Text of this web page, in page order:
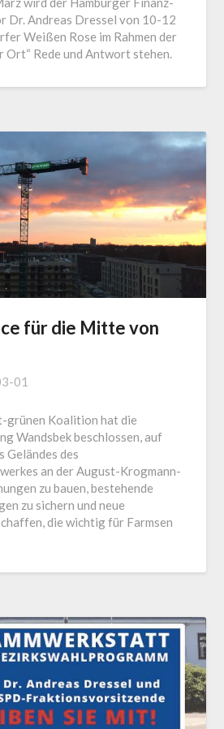
Dr. Andreas Dressel von 10-12
Weißen Rose im Rahmen der
Ort“ Rede und Antwort stehen.
für die Mitte von
01
grünen Koalition hat die
Wandsbek beschlossen, auf
Geländes des
an der August-Krogmann-
zu bauen, bestehende
zu sichern und neue
die wichtig für Farmsen